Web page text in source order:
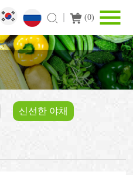
(0)
신선한 야채